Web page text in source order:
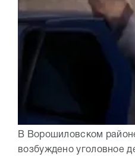
В Ворошиловском
возбуждено уголовное